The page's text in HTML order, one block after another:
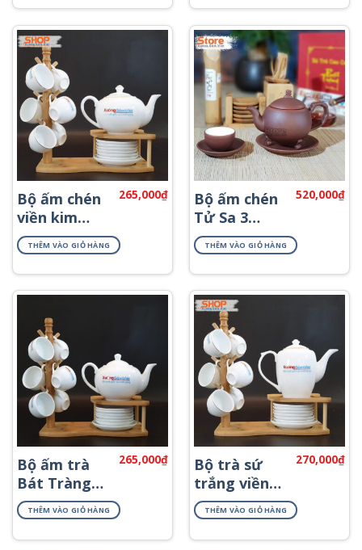
Bộ ấm chén
viền kim
Bát Tràng
ATK-57
265,000₫
THÊM VÀO GIỎ HÀNG
Bộ ấm chén
Tử Sa 3
chân ATS-81
520,000₫
THÊM VÀO GIỎ HÀNG
Bộ ấm trà
Bát Tràng
sứ trắng
cao cấp AT-
57
265,000₫
THÊM VÀO GIỎ HÀNG
Bộ trà sứ
trắng viền
kim in logo
ATK-18
270,000₫
THÊM VÀO GIỎ HÀNG